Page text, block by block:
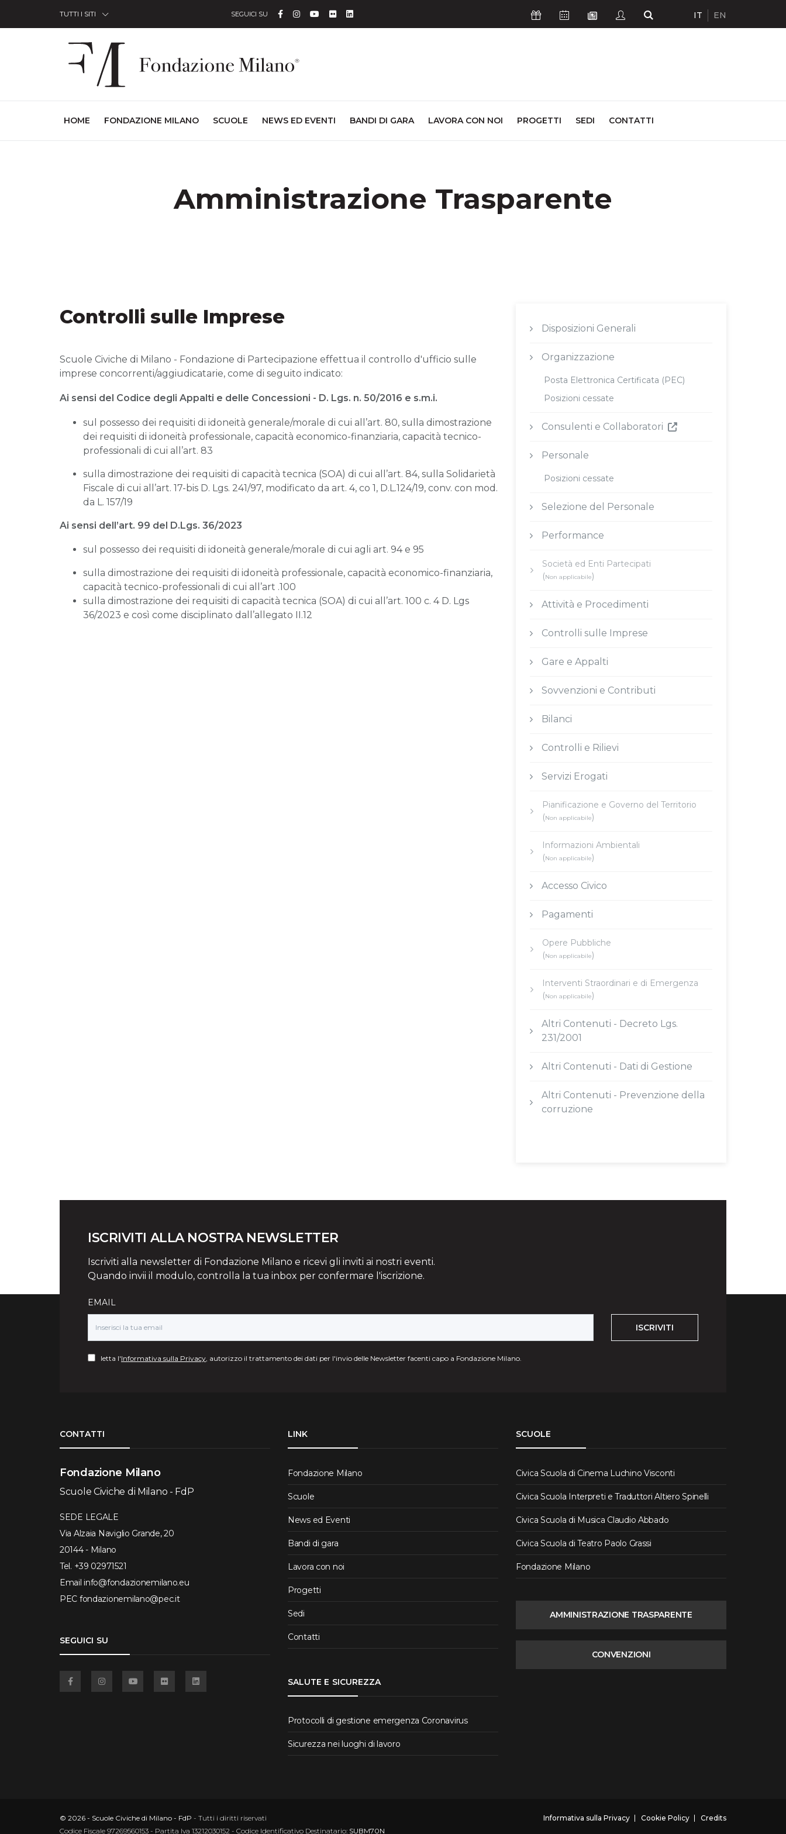
TUTTI I SITI SEGUICI SU Facebook
Instagram
YouTube
FlickrLinkedin Icona SostieniciIcona Calendario Eventi
Icona Newsletter
Icona StudentiIcona Cerca
IT EN
HOME (CURRENT)
FONDAZIONE MILANO SCUOLE NEWS ED EVENTI BANDI DI GARA LAVORA CON NOI PROGETTI SEDI CONTATTI
Amministrazione Trasparente
Controlli sulle Imprese
Scuole Civiche di Milano - Fondazione di Partecipazione effettua il controllo d'ufficio sulle
imprese concorrenti/aggiudicatarie, come di seguito indicato:
Ai sensi del Codice degli Appalti e delle Concessioni - D. Lgs. n. 50/2016 e s.m.i.
sul possesso dei requisiti di idoneità generale/morale di cui all’art. 80, sulla dimostrazione
dei requisiti di idoneità professionale, capacità economico-finanziaria, capacità tecnico-
professionali di cui all’art. 83
sulla dimostrazione dei requisiti di capacità tecnica (SOA) di cui all’art. 84, sulla Solidarietà
Fiscale di cui all’art. 17-bis D. Lgs. 241/97, modificato da art. 4, co 1, D.L.124/19, conv. con mod.
da L. 157/19
Ai sensi dell’art. 99 del D.Lgs. 36/2023
sul possesso dei requisiti di idoneità generale/morale di cui agli art. 94 e 95
sulla dimostrazione dei requisiti di idoneità professionale, capacità economico-finanziaria,
capacità tecnico-professionali di cui all’art .100
sulla dimostrazione dei requisiti di capacità tecnica (SOA) di cui all’art. 100 c. 4 D. Lgs
36/2023 e così come disciplinato dall’allegato II.12
Disposizioni Generali
Organizzazione
Posta Elettronica Certificata (PEC)
Posizioni cessate
Consulenti e Collaboratori
Personale
Posizioni cessate
Selezione del Personale
Performance
Società ed Enti Partecipati
(Non applicabile)
Attività e Procedimenti
Controlli sulle Imprese
Gare e Appalti
Sovvenzioni e Contributi
Bilanci
Controlli e Rilievi
Servizi Erogati
Pianificazione e Governo del Territorio
(Non applicabile)
Informazioni Ambientali
(Non applicabile)
Accesso Civico
Pagamenti
Opere Pubbliche
(Non applicabile)
Interventi Straordinari e di Emergenza
(Non applicabile)
Altri Contenuti - Decreto Lgs.
231/2001
Altri Contenuti - Dati di Gestione
Altri Contenuti - Prevenzione della
corruzione
ISCRIVITI ALLA NOSTRA NEWSLETTER
Iscriviti alla newsletter di Fondazione Milano e ricevi gli inviti ai nostri eventi.
Quando invii il modulo, controlla la tua inbox per confermare l'iscrizione.
EMAIL
ISCRIVITI
letta l'Informativa sulla Privacy, autorizzo il trattamento dei dati per l'invio delle Newsletter facenti capo a Fondazione Milano.
CONTATTI
Fondazione Milano
Scuole Civiche di Milano - FdP
SEDE LEGALE
Via Alzaia Naviglio Grande, 20
20144 - Milano
Tel. +39 02971521
Email info@fondazionemilano.eu
PEC fondazionemilano@pec.it
SEGUICI SU
LINK
Fondazione Milano
Scuole
News ed Eventi
Bandi di gara
Lavora con noi
Progetti
Sedi
Contatti
SALUTE E SICUREZZA
Protocolli di gestione emergenza Coronavirus
Sicurezza nei luoghi di lavoro
SCUOLE
Civica Scuola di Cinema Luchino Visconti
Civica Scuola Interpreti e Traduttori Altiero Spinelli
Civica Scuola di Musica Claudio Abbado
Civica Scuola di Teatro Paolo Grassi
Fondazione Milano
AMMINISTRAZIONE TRASPARENTE
CONVENZIONI
© 2026 - Scuole Civiche di Milano - FdP - Tutti i diritti riservati
Codice Fiscale 97269560153 - Partita Iva 13212030152 - Codice Identificativo Destinatario: SUBM70N
Informativa sulla Privacy Cookie Policy Credits